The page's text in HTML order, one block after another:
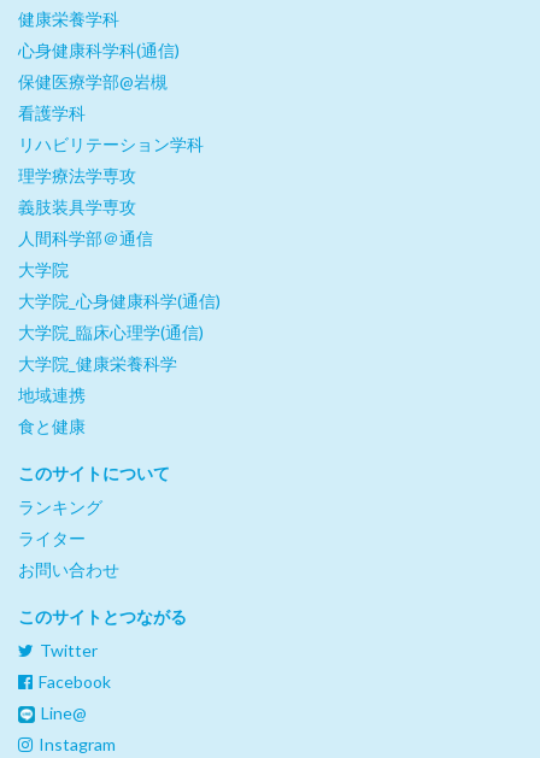
健康栄養学科
心身健康科学科(通信)
保健医療学部@岩槻
看護学科
リハビリテーション学科
理学療法学専攻
義肢装具学専攻
人間科学部＠通信
大学院
大学院_心身健康科学(通信)
大学院_臨床心理学(通信)
大学院_健康栄養科学
地域連携
食と健康
このサイトについて
ランキング
ライター
お問い合わせ
このサイトとつながる
Twitter
Facebook
Line@
Instagram